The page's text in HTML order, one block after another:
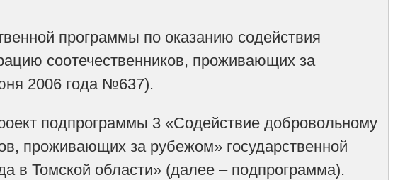
программы по оказанию содействия
соотечественников, проживающих за
2006 года №637).
подпрограммы 3 «Содействие добровольному
проживающих за рубежом» государственной
в Томской области» (далее – подпрограмма).